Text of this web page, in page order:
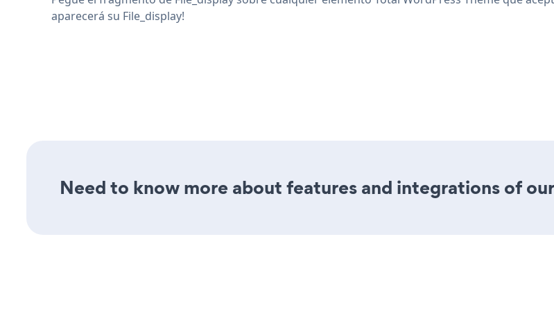
aparecerá su File_display!
Need to know more about features and integrations of